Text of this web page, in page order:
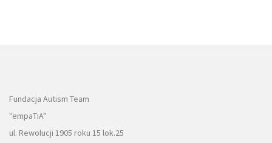
Fundacja Autism Team
"empaTiA"
ul. Rewolucji 1905 roku 15 lok.25